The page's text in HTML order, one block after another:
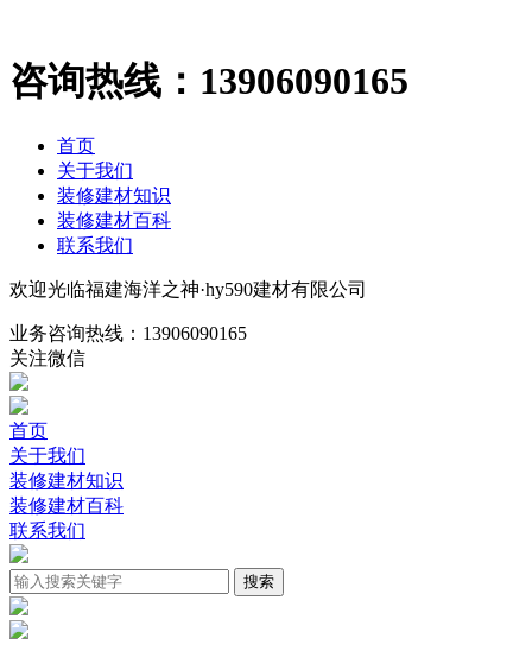
咨询热线： 13906090165
首页
关于我们
装修建材知识
装修建材百科
联系我们
欢迎光临福建海洋之神·hy590建材有限公司
业务咨询热线： 13906090165
关注微信
首页
关于我们
装修建材知识
装修建材百科
联系我们